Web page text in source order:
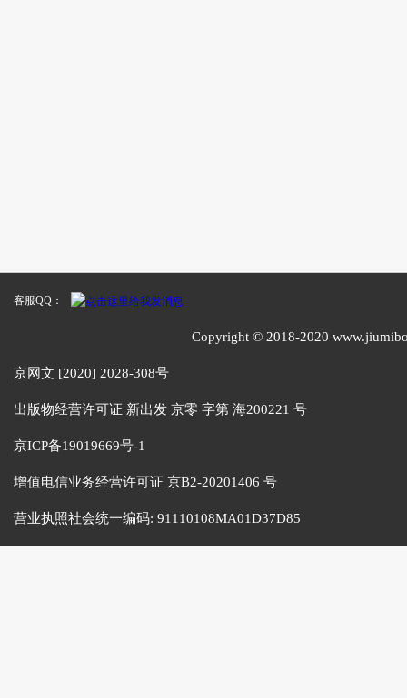
客服QQ：
Copyright © 2018-2020
京网文 [2020] 2028-308号
出版物经营许可证 新出发 京零 字第 海200221 号
京ICP备19019669号-1
增值电信业务经营许可证 京B2-20201406 号
营业执照社会统一编码: 91110108MA01D37D85